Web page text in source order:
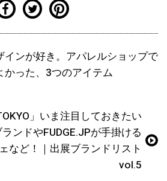
インが好き。アパレルショップで
かった、3つのアイテム
」いま注目しておきたい
ンドやFUDGE.JPが手掛ける
など！｜出展ブランドリスト
vol.5